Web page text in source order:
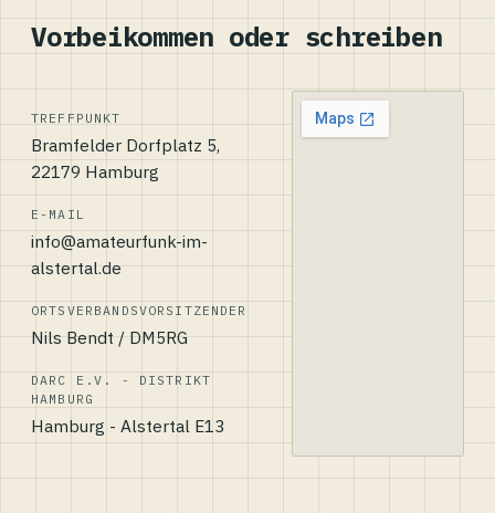
Vorbeikommen oder schreiben
TREFFPUNKT
Bramfelder Dorfplatz 5,
22179 Hamburg
E-MAIL
info@amateurfunk-im-
alstertal.de
ORTSVERBANDSVORSITZENDER
Nils Bendt / DM5RG
DARC E.V. - DISTRIKT
HAMBURG
Hamburg - Alstertal E13